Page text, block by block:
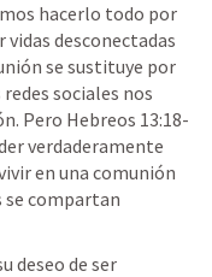
hacerlo todo por
desconectadas
se sustituye por
sociales nos
Pero Hebreos 13:18-
verdaderamente
en una comunión
se compartan
deseo de ser